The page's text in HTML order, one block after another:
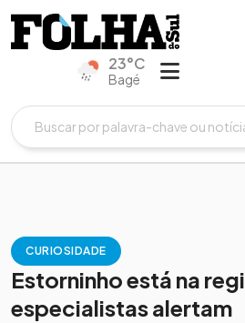
23°C
Bagé
CURIOSIDADE
Estorninho está na
especialistas alertam